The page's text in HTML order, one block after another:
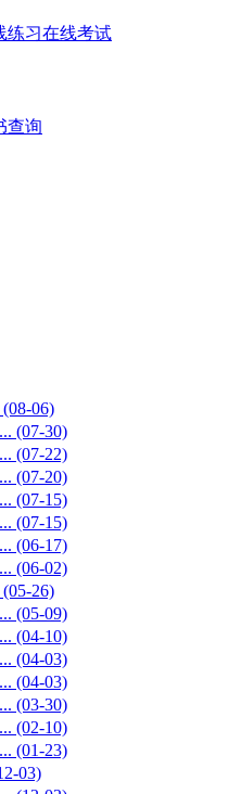
练习在线考试
查询
(08-06)
(07-30)
(07-22)
(07-20)
(07-15)
(07-15)
(06-17)
(06-02)
(05-26)
(05-09)
(04-10)
(04-03)
(04-03)
(03-30)
(02-10)
(01-23)
03)